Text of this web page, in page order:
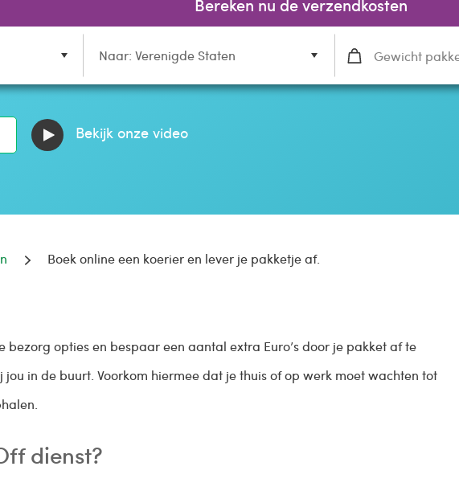
Bereken nu de verzendkosten
Naar: Verenigde Staten
Bekijk onze video
Boek online een koerier en lever je pakketje af.
bezorg opties en bespaar een aantal extra Euro’s door je pakket af te
in de buurt. Voorkom hiermee dat je thuis of op werk moet wachten tot
dienst?